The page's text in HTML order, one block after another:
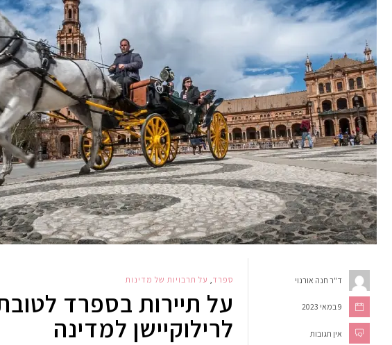
ד"ר חנה אורנוי
9 במאי 2023
אין תגובות
ספרד, על תרבויות של מדינות
על תיירות בספרד
לרילוקיישן למדינה